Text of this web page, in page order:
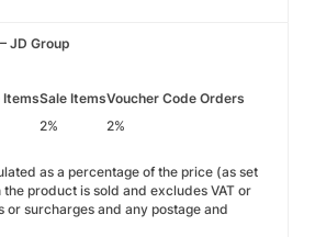
JD Group
ItemsSale ItemsVoucher Code Orders
2% 2%
as a percentage of the price (as set
product is sold and excludes VAT or
or surcharges and any postage and